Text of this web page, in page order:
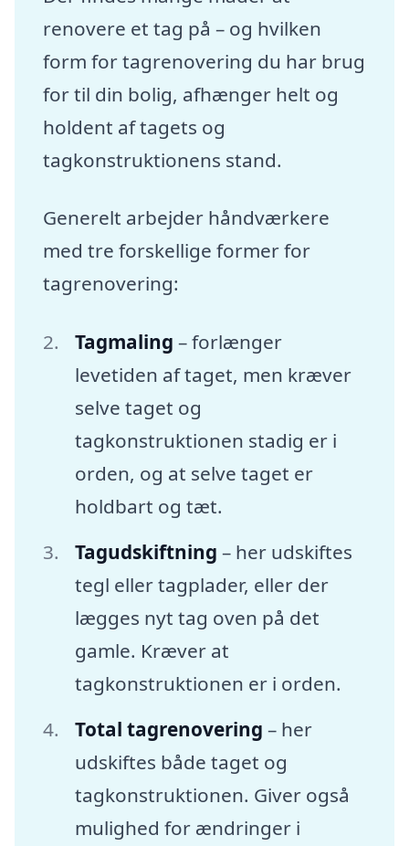
renovere et tag på – og hvilken
form for tagrenovering du har brug
for til din bolig, afhænger helt og
holdent af tagets og
tagkonstruktionens stand.
Generelt arbejder håndværkere
med tre forskellige former for
tagrenovering:
Tagmaling – forlænger
levetiden af taget, men kræver
selve taget og
tagkonstruktionen stadig er i
orden, og at selve taget er
holdbart og tæt.
Tagudskiftning – her udskiftes
tegl eller tagplader, eller der
lægges nyt tag oven på det
gamle. Kræver at
tagkonstruktionen er i orden.
Total tagrenovering – her
udskiftes både taget og
tagkonstruktionen. Giver også
mulighed for ændringer i